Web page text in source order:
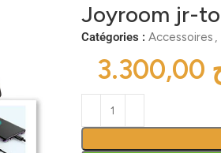
Joyroom jr-
Catégories : Accessoires ,